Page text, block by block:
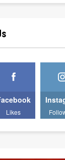
Likes